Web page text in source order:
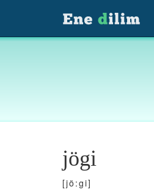
jögi
[jö:gi]